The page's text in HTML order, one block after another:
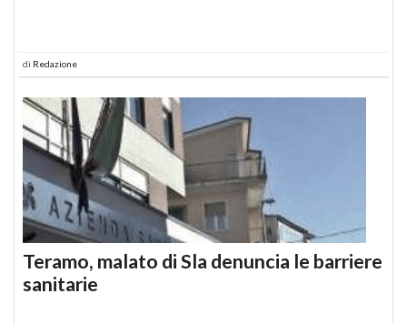
di Redazione
Teramo, malato di Sla denuncia le barriere
sanitarie